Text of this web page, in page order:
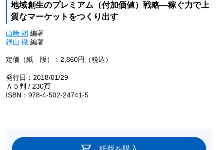
地域創生のプレミアム（付加価値）戦略―稼ぐ力で上
質なマーケットをつくり出す
山﨑 朗 編著
鍋山 徹編著
定価（紙 版）：2,860円（税込）
発行日：2018/01/29
Ａ５判 / 230頁
ISBN：978-4-502-24741-5